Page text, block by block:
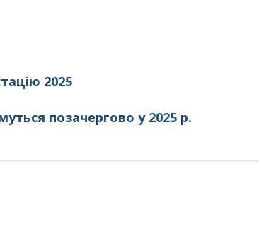
2025
позачергово у 2025 р.